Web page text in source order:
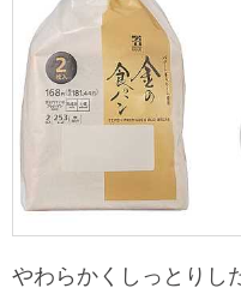
来週の新商品
商品カテゴリ一覧
食の安全・安心への取組み
ギフト
サービストップ
nanacoトップ
マルチコピー機でできること
マルチコピー機でできること
コピー
便利なサービス
宅配便
チケットサービス
企業情報
企業情報トップ
ごあいさつ
企業理念
私たちの取組み
サステナビリティトップ
セブン＆アイ・ホールディ
やわらかくしっとりし